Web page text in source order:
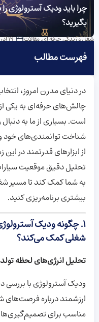
چرا باید ودیک آسترولوژی
بگیرید؟
شغل و زندگی حرفه ای,مقالات 19 آذر 1403
فهرست مطالب
در دنیای مدرن امروز،
چالش‌های حرفه‌ای به یکی
است. بسیاری از ما به
شناخت توانمندی‌های
از ابزارهای قدرتمند در این
تحلیل دقیق موقعیت
به شما کمک کند تا مسیر
بیشتری برنامه‌ریزی کنید.
۱. چگونه ودیک
شغلی کمک می‌کند؟
تحلیل انرژی‌های لحظه
ودیک آسترولوژی با بررسی
ارزشمند درباره فرصت‌های
مناسب برای